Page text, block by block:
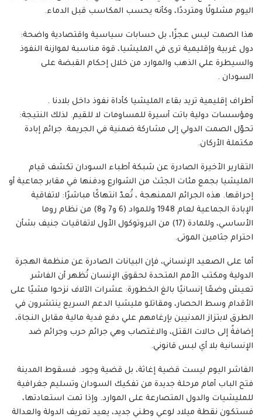
اليوم مشلولًا ومترددًا، وكأنه يحسب المكاسب قبل الدماء.
هذا الصمت ليس عجزًا، بل حسابات سياسية واقتصادية واضحة:
دول غربية وإقليمية ترى في المليشيا، قوة مناسبة لموازنة النفوذ
والسيطرة علي الذهب والموارد من خلال إحكام القبضة على
السودان .
أطراف إقليمية تريد بقاء المليشيا كأداة نفوذ داخل بلادنا .
ومؤسسات دولية باتت أسيرة للمساومات لا للقيم. لذلك النتيجة:
تحوّل الصمت الدولي إلى مشاركة ضمنية في الجريمة. جرائم إبادة
مكتملة الأركان.
التقارير الأخيرة الصادرة عن شبكة أطباء السودان تكشف قيام
المليشيا بجمع مئات الجثث من الشوارع ودفنها في مقابر جماعية أو
إحراقها. هذه الجرائم الممنهجة ، تُعدّ انتهاكًا مباشرًا: لاتفاقية
الإبادة الجماعية لعام 1948 وللمواد (6 و7 و8) من نظام روما
الأساسي، وللمادة (17) من البروتوكول الأول لاتفاقيات جنيف بشأن
احترام جثامين الموتى.
أما على الصعيد الإنساني، فإن البيانات الصادرة عن منظمة الهجرة
الدولية ومكتب الأمم المتحدة لحقوق الإنسان تُظهر أن الفاشر
تعيش وضعًا إنسانيًا بالغ الخطورة: عشرات الآلاف نزحوا مشيًا على
الأقدام وسط الحصار، ومقاتلو مليشيا الدعم السريع ينتشرون في
الطرق لابتزاز المدنيين بإرغامهم علي دفع فدية مالية مقابل النجاة،
إضافةً إلى حالات القتل، والاغتصاب وهي جرائم حرب وجرائم ضد
الإنسانية بلا أي لبس قانوني.
الفاشر اليوم ليست قضية إغاثة، بل قضية وجود. فسقوط المدينة
فتح الباب أمام مرحلة جديدة من تفكيك السودان وتسليم جغرافية
للمليشيات والدول المتصارعة على الموارد. وإذا تمت استعادتها،
فستكون نقطة ميلاد لوعي وطني جديد، يعيد تعريف الدولة والعدالة